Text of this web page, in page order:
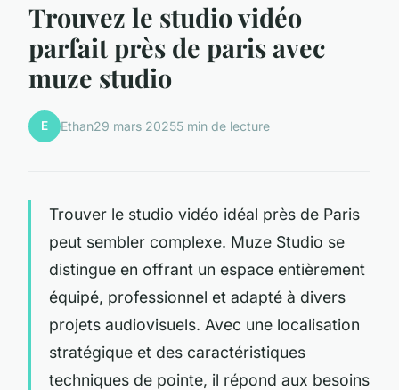
Trouvez le studio vidéo
parfait près de paris avec
muze studio
E Ethan29 mars 20255 min de lecture
Trouver le studio vidéo idéal près de Paris
peut sembler complexe. Muze Studio se
distingue en offrant un espace entièrement
équipé, professionnel et adapté à divers
projets audiovisuels. Avec une localisation
stratégique et des caractéristiques
techniques de pointe, il répond aux besoins